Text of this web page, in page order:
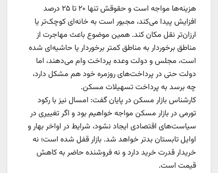
هزینه‌ها مواجه است و حقوقش تنها ۲۰ تا ۲۵ درصد
افزایش پیدا می‌کند، مجبور است به خانه‌ای کوچک‌تر یا
ارزان‌تر نقل مکان کند. همین موضوع باعث مهاجرت از
مناطق برخوردار به مناطق کمتر برخوردار یا حاشیه‌ای شده
است، مجلس و دولت وعده پرداخت وام می‌دهند، اما
دولت حتی در پرداخت‌های روزمره خود هم مشکل دارد،
چه برسد به پرداخت تسهیلات مسکن.
کارشناس بازار مسکن در پایان گفت: امسال نیز با رکود
تورمی در بازار مسکن مواجه خواهیم بود و اگر تغییری در
سیاست‌های اقتصادی ایجاد نشود، شرایط در اواخر بهار و
اوایل تابستان بدتر خواهد شد. بازار قفل شده است؛ نه
خریدار قدرت خرید دارد و نه فروشنده حاضر به کاهش
قیمت است.